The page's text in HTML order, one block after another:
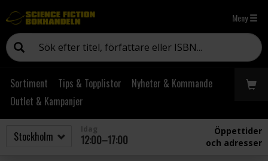
Meny
Sortiment Tips & Topplistor
Nyheter & Kommande
Outlet & Kampanjer
12:00–17:00
Öppettider
och adresser